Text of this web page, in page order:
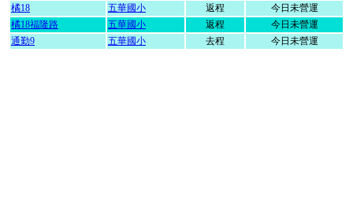
橘18
五華國小 返程
今日未營運
橘18福隆路
五華國小 返程
今日未營運
通勤9
五華國小 去程 今日未營運